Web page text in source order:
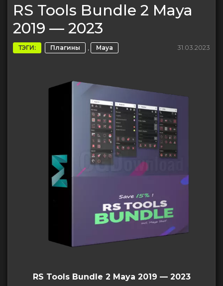
RS Tools Bundle 2 Maya
2019 — 2023
ТЭГИ: Плагины , Maya 31.03.2023
RS Tools Bundle 2 Maya 2019 — 2023